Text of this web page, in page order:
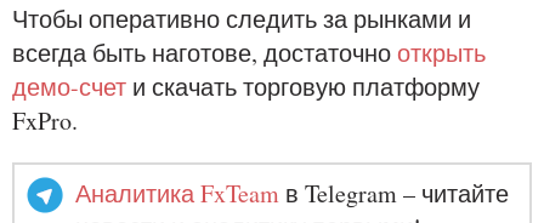
Чтобы оперативно следить за рынками и
всегда быть наготове, достаточнооткрыть
демо-счет и скачать торговую платформу
FxPro.
Аналитика FxTeam в Telegram – читайте